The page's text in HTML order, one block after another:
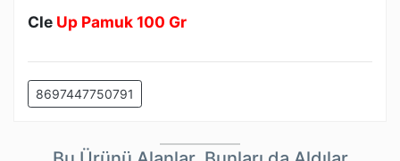
Cle Up Pamuk 100 Gr
8697447750791